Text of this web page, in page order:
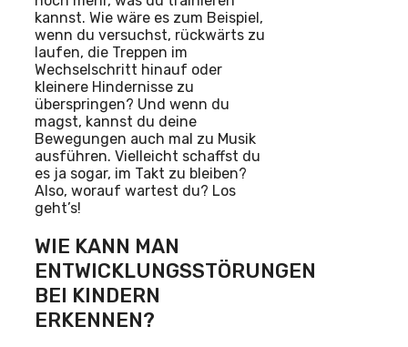
kannst. Wie wäre es zum Beispiel,
wenn du versuchst, rückwärts zu
laufen, die Treppen im
Wechselschritt hinauf oder
kleinere Hindernisse zu
überspringen? Und wenn du
magst, kannst du deine
Bewegungen auch mal zu Musik
ausführen. Vielleicht schaffst du
es ja sogar, im Takt zu bleiben?
Also, worauf wartest du? Los
geht’s!
WIE KANN MAN
ENTWICKLUNGSSTÖRUNGEN
BEI KINDERN
ERKENNEN?